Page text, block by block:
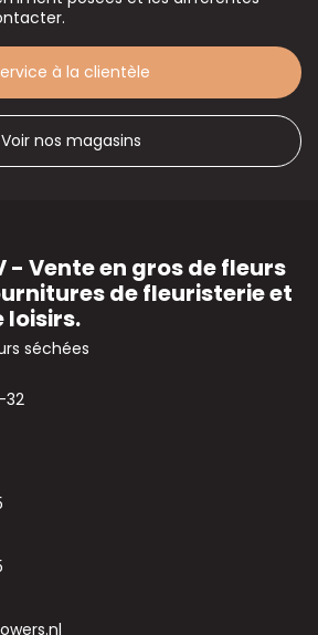
à la clientèle
Voir nos magasins
- Vente en gros de fleurs
de fleuristerie et
loisirs.
séchées
32